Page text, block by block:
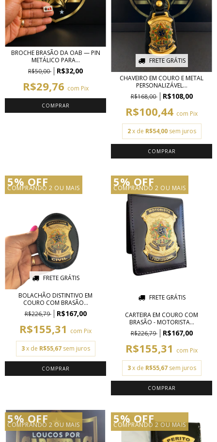
BROCHE BRASÃO DA OAB — PIN
METÁLICO PARA...
R$50,00
R$32,00
R$29,76 com Pix
FRETE GRÁTIS
CHAVEIRO EM COURO E METAL
PERSONALIZÁVEL...
R$168,00
R$108,00
R$100,44 com Pix
2 x de R$54,00 sem juros
COMPRAR
5% OFF
COMPRANDO 2 OU MAIS
FRETE GRÁTIS
BOLACHÃO DISTINTIVO EM
COURO COM BRASÃO...
R$226,79
R$167,00
R$155,31 com Pix
3 x de R$55,67 sem juros
COMPRAR
5% OFF
COMPRANDO 2 OU MAIS
FRETE GRÁTIS
CARTEIRA EM COURO COM
BRASÃO - MOTORISTA...
R$226,79
R$167,00
R$155,31 com Pix
3 x de R$55,67 sem juros
5% OFF
COMPRANDO 2 OU MAIS 5% OFF
COMPRANDO 2 OU MAIS